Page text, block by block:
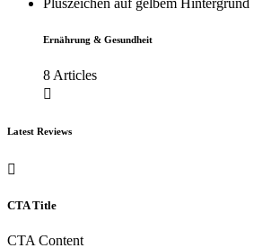
Ernährung & Gesundheit
8 Articles
Latest Reviews
CTA Title
CTA Content